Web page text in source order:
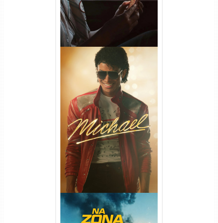
Michael Torrent (2026) WEB-
DL 1080p/4K Dual Áudio